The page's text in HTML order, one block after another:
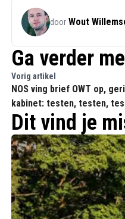
door Wout
Ga verder
Vorig artikel
NOS ving brief OWT op,
kabinet: testen, testen,
Dit vind je